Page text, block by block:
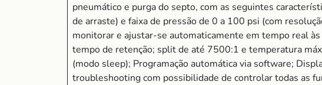
pneumático e purga do septo, com as seguintes
de arraste) e faixa de pressão de 0 a 100 psi (com
monitorar e ajustar-se automaticamente em tempo real
tempo de retenção; split de até 7500:1 e temperatura
(modo sleep); Programação automática via software;
troubleshooting com possibilidade de controlar todas as